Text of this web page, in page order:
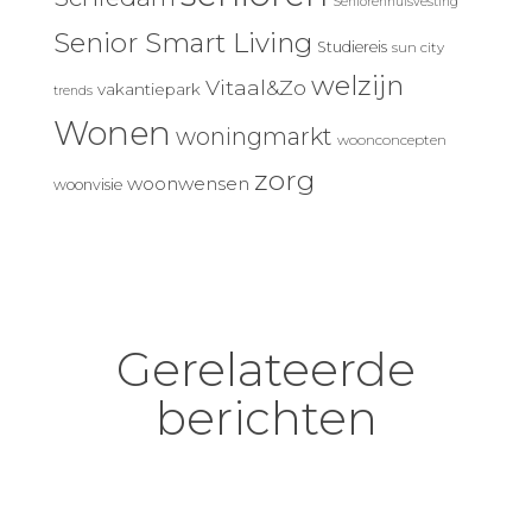
Senior Smart Living Studiereis sun city
trends vakantiepark Vitaal&Zo welzijn
Wonen woningmarkt woonconcepten
woonvisie woonwensen zorg
Gerelateerde
berichten